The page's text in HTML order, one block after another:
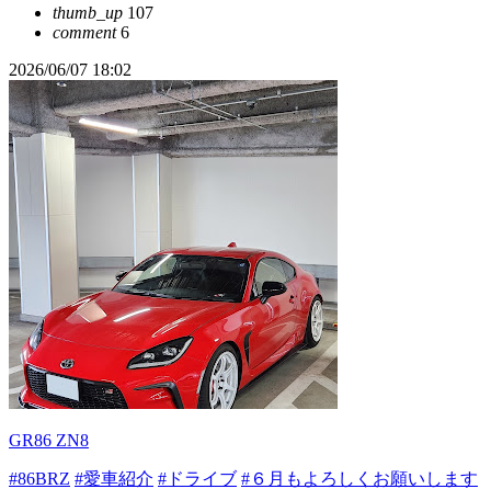
thumb_up 107
comment6
2026/06/07 18:02
GR86 ZN8
#86BRZ #愛車紹介 #ドライブ #６月もよろしくお願いします